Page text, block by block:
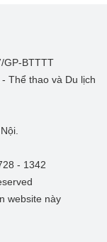
GP-BTTTT
Thể thao và Du lịch
- 1342
website này